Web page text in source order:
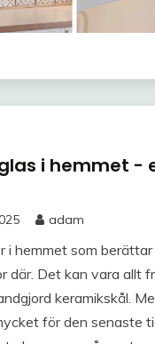
i hemmet -
adam
i hemmet som
där. Det kan vara allt
keramikskål.
för den senaste